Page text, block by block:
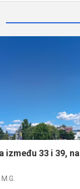
između 33 i 39,
M.G.